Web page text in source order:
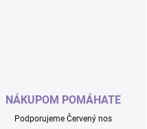
NÁKUPOM POMÁHATE
Podporujeme Červený nos